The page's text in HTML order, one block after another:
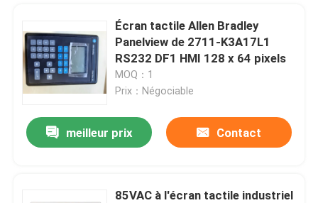
Écran tactile Allen Bradley
Panelview de 2711-K3A17L1
RS232 DF1 HMI 128 x 64 pixels
MOQ：1
Prix：Négociable
meilleur prix Contact
85VAC à l'écran tactile industriel